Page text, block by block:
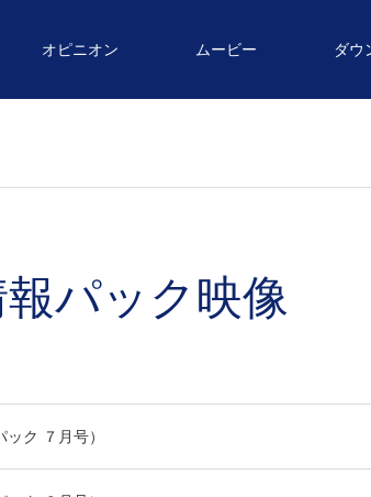
オピニオン ムービー ダウ
パック映像
ク ７月号）